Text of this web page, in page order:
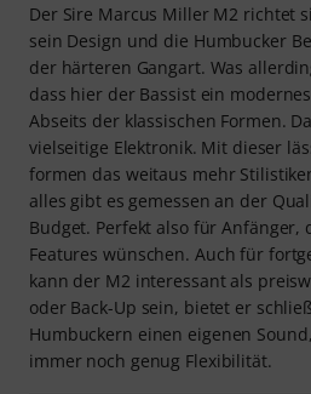
Der Sire Marcus Miller M2 richtet
sein Design und die Humbucker
der härteren Gangart. Was
dass hier der Bassist ein
Abseits der klassischen Formen.
vielseitige Elektronik. Mit dieser
formen das weitaus mehr
alles gibt es gemessen an der
Budget. Perfekt also für Anfänger,
Features wünschen. Auch für
kann der M2 interessant als
oder Back-Up sein, bietet er
Humbuckern einen eigenen
immer noch genug Flexibilität.